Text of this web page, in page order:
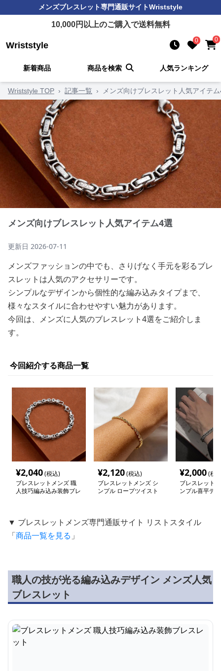
メンズブレスレット専門通販サイトWriststyle
10,000円以上のご購入で送料無料
Wriststyle 0 0
新着商品 商品を検索 人気ランキング
Wriststyle TOP › 記事一覧 › メンズ向けブレスレット人気アイテ
メンズ向けブレスレット人気アイテム4選
更新日 2026-07-11
メンズファッションの中でも、さりげなく手元を彩るブレ
スレットは人気のアクセサリーです。
シンプルなデザインから個性的な編み込みタイプまで、
様々なスタイルに合わせやすい魅力があります。
今回は、メンズに人気のブレスレット4選をご紹介しま
す。
今回紹介する商品一覧
¥2,040(税込)
ブレスレットメンズ 職
人技巧編み込み装飾ブレ
¥2,120(税込)
ブレスレットメンズ シ
ンプル ロープツイスト
¥2,000(税
ブレスレット
ンプル喜平デ
▼ ブレスレットメンズ専門通販サイト リストスタイル
「商品一覧を見る 」
職人の技が光る編み込みデザイン メンズ人気
ブレスレット